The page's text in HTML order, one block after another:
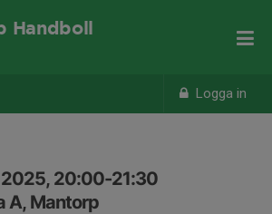
Logga in
Handboll
20:00-21:30
A, Mantorp